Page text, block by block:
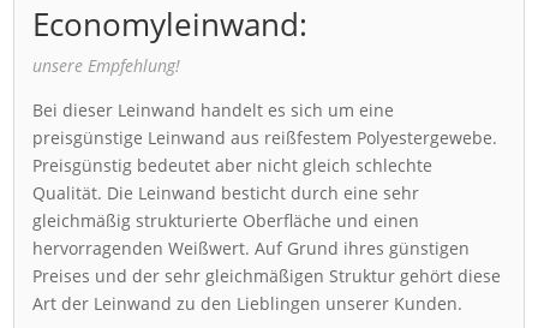
Economyleinwand:
unsere Empfehlung!
Bei dieser Leinwand handelt es sich um eine
preisgünstige Leinwand aus reißfestem Polyestergewebe.
Preisgünstig bedeutet aber nicht gleich schlechte
Qualität. Die Leinwand besticht durch eine sehr
gleichmäßig strukturierte Oberfläche und einen
hervorragenden Weißwert. Auf Grund ihres günstigen
Preises und der sehr gleichmäßigen Struktur gehört diese
Art der Leinwand zu den Lieblingen unserer Kunden.